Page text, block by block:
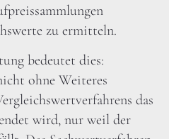
zu ermitteln.
bedeutet dies:
ohne Weiteres
das
wird, nur weil der